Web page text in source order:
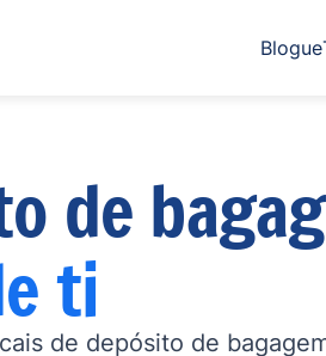
Blogue
de
ti
de depósito de